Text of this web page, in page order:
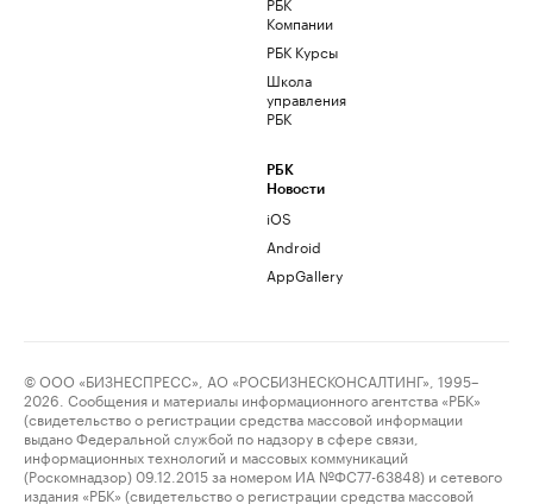
Компании
РБК Курсы
Школа
управления
РБК
РБК
Новости
iOS
Android
AppGallery
© ООО «БИЗНЕСПРЕСС», АО «РОСБИЗНЕСКОНСАЛТИНГ», 1995–
2026. Сообщения и материалы информационного агентства «РБК»
(свидетельство о регистрации средства массовой информации
выдано Федеральной службой по надзору в сфере связи,
информационных технологий и массовых коммуникаций
(Роскомнадзор) 09.12.2015 за номером ИА №ФС77-63848) и сетевого
издания «РБК» (свидетельство о регистрации средства массовой